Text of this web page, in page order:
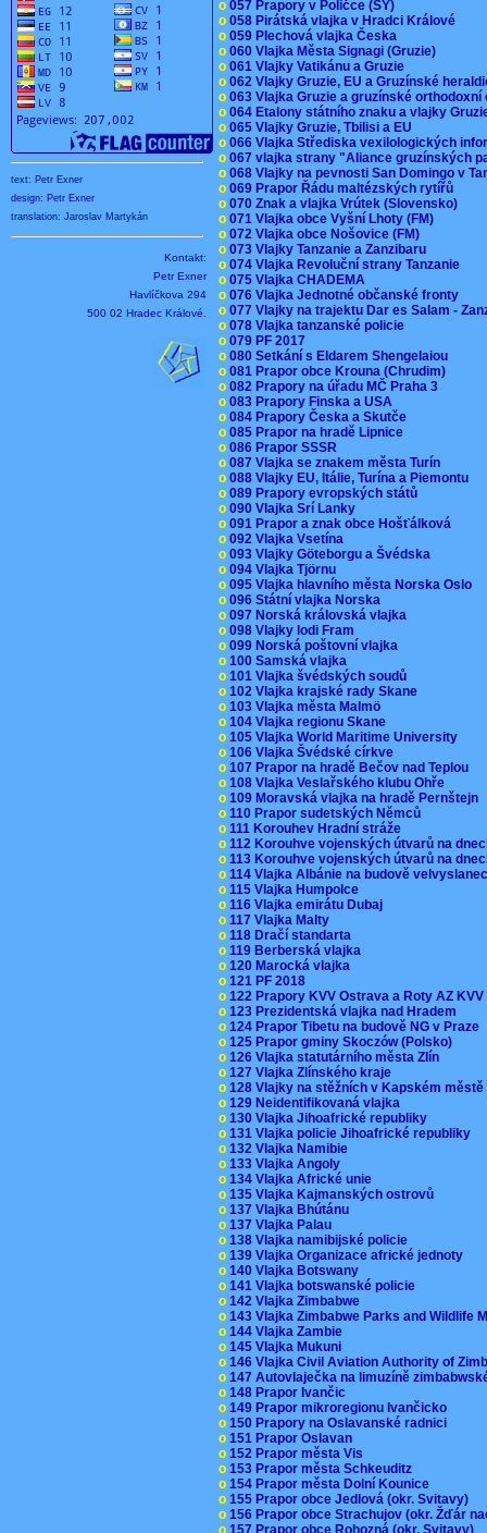
text: Petr Exner
design: Petr Exner
translation: Jaroslav Martykán
Kontakt:
Petr Exner
Havlíčkova 294
500 02 Hradec Králové.
o 057 Prapory v Poličce (SY)
o 058 Pirátská vlajka v Hradci Králové
o 059 Plechová vlajka Česka
o 060 Vlajka Města Signagi (Gruzie)
o 061 Vlajky Vatikánu a Gruzie
o 062 Vlajky Gruzie, EU a Gruzínské
o 063 Vlajka Gruzie a gruzínské
o 064 Etalony státního znaku a vlajky
o 065 Vlajky Gruzie, Tbilisi a EU
o 066 Vlajka Střediska vexilologických
o 067 vlajka strany "Aliance gruzínských
o 068 Vlajky na pevnosti San Domingo v
o 069 Prapor Řádu maltézských rytířů
o 070 Znak a vlajka Vrútek (Slovensko)
o 071 Vlajka obce Vyšní Lhoty (FM)
o 072 Vlajka obce Nošovice (FM)
o 073 Vlajky Tanzanie a Zanzibaru
o 074 Vlajka Revoluční strany Tanzanie
o 075 Vlajka CHADEMA
o 076 Vlajka Jednotné občanské fronty
o 077 Vlajky na trajektu Dar es Salam -
o 078 Vlajka tanzanské policie
o 079 PF 2017
o 080 Setkání s Eldarem Shengelaiou
o 081 Prapor obce Krouna (Chrudim)
o 082 Prapory na úřadu MČ Praha 3
o 083 Prapory Finska a USA
o 084 Prapory Česka a Skutče
o 085 Prapor na hradě Lipnice
o 086 Prapor SSSR
o 087 Vlajka se znakem města Turín
o 088 Vlajky EU, Itálie, Turína a Piemontu
o 089 Prapory evropských států
o 090 Vlajka Srí Lanky
o 091 Prapor a znak obce Hošťálková
o 092 Vlajka Vsetína
o 093 Vlajky Göteborgu a Švédska
o 094 Vlajka Tjörnu
o 095 Vlajka hlavního města Norska Oslo
o 096 Státní vlajka Norska
o 097 Norská královská vlajka
o 098 Vlajky lodi Fram
o 099 Norská poštovní vlajka
o 100 Samská vlajka
o 101 Vlajka švédských soudů
o 102 Vlajka krajské rady Skane
o 103 Vlajka města Malmö
o 104 Vlajka regionu Skane
o 105 Vlajka World Maritime University
o 106 Vlajka Švédské církve
o 107 Prapor na hradě Bečov nad Teplou
o 108 Vlajka Veslařského klubu Ohře
o 109 Moravská vlajka na hradě Pernštejn
o 110 Prapor sudetských Němců
o 111 Korouhev Hradní stráže
o 112 Korouhve vojenských útvarů na
o 113 Korouhve vojenských útvarů na
o 114 Vlajka Albánie na budově
o 115 Vlajka Humpolce
o 116 Vlajka emirátu Dubaj
o 117 Vlajka Malty
o 118 Dračí standarta
o 119 Berberská vlajka
o 120 Marocká vlajka
o 121 PF 2018
o 122 Prapory KVV Ostrava a Roty AZ
o 123 Prezidentská vlajka nad Hradem
o 124 Prapor Tibetu na budově NG v Praze
o 125 Prapor gminy Skoczów (Polsko)
o 126 Vlajka statutárního města Zlín
o 127 Vlajka Zlínského kraje
o 128 Vlajky na stěžních v Kapském
o 129 Neidentifikovaná vlajka
o 130 Vlajka Jihoafrické republiky
o 131 Vlajka policie Jihoafrické republiky
o 132 Vlajka Namibie
o 133 Vlajka Angoly
o 134 Vlajka Africké unie
o 135 Vlajka Kajmanských ostrovů
o 137 Vlajka Bhútánu
o 137 Vlajka Palau
o 138 Vlajka namibijské policie
o 139 Vlajka Organizace africké jednoty
o 140 Vlajka Botswany
o 141 Vlajka botswanské policie
o 142 Vlajka Zimbabwe
o 143 Vlajka Zimbabwe Parks and Wildlife
o 144 Vlajka Zambie
o 145 Vlajka Mukuni
o 146 Vlajka Civil Aviation Authority of
o 147 Autovlaječka na limuzíně
o 148 Prapor Ivančic
o 149 Prapor mikroregionu Ivančicko
o 150 Prapory na Oslavanské radnici
o 151 Prapor Oslavan
o 152 Prapor města Vis
o 153 Prapor města Schkeuditz
o 154 Prapor města Dolní Kounice
o 155 Prapor obce Jedlová (okr. Svitavy)
o 156 Prapor obce Strachujov (okr. Žďár
o 157 Prapor obce Rohozná (okr. Svitavy)